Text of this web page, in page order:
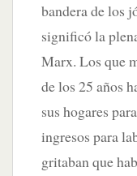
bandera de los
significó la
Marx. Los que
de los 25 años
sus hogares
ingresos para
gritaban que